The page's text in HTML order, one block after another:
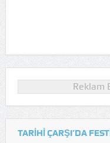
Reklam
TARIHI ÇARŞI’DA